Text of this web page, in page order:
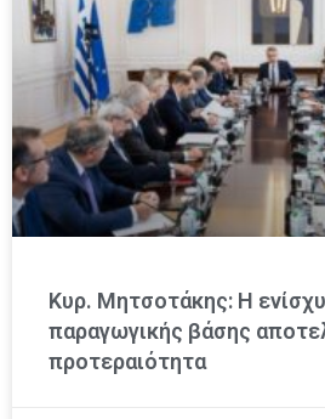
Κυρ. Μητσοτάκης: Η
παραγωγικής βάσης
προτεραιότητα